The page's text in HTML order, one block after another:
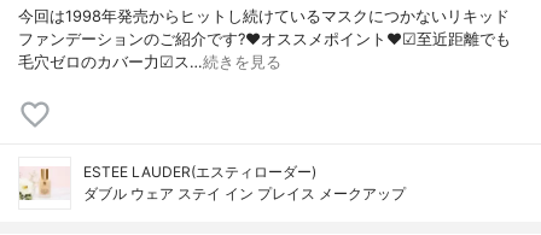
今回は1998年発売からヒットし続けているマスクにつかないリキッド
ファンデーションのご紹介です?❤︎オススメポイント❤︎☑︎至近距離でも
毛穴ゼロのカバー力☑︎ス…続きを見る
ESTEE LAUDER(エスティローダー)
ダブル ウェア ステイ イン プレイス メークアップ